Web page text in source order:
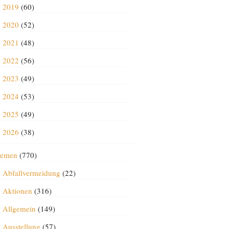
2019 (60)
2020 (52)
2021 (48)
2022 (56)
2023 (49)
2024 (53)
2025 (49)
2026 (38)
(770)
Abfallvermeidung (22)
Aktionen (316)
Allgemein (149)
Ausstellung (57)